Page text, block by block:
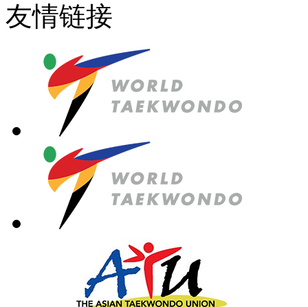
友情链接